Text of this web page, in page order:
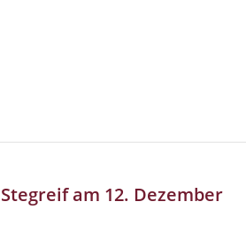
am 12. Dezember